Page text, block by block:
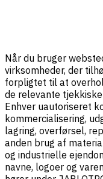
Når du bruger
virksomheder, der
forpligtet til at
de relevante
Enhver uautoriseret
kommercialisering,
lagring, overførsel,
anden brug af
og industrielle
navne, logoer og